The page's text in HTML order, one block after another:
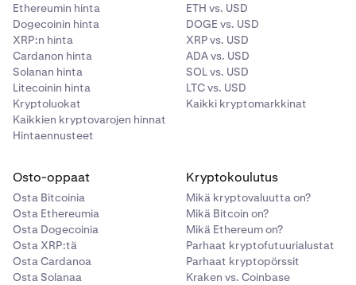
Ethereumin hinta
Dogecoinin hinta
XRP:n hinta
Cardanon hinta
Solanan hinta
Litecoinin hinta
Kryptoluokat
Kaikkien kryptovarojen hinnat
Hintaennusteet
ETH vs. USD
DOGE vs. USD
XRP vs. USD
ADA vs. USD
SOL vs. USD
LTC vs. USD
Kaikki kryptomarkkinat
Osto-oppaat
Osta Bitcoinia
Osta Ethereumia
Osta Dogecoinia
Osta XRP:tä
Osta Cardanoa
Osta Solanaa
Kryptokoulutus
Mikä kryptovaluutta on?
Mikä Bitcoin on?
Mikä Ethereum on?
Parhaat kryptofutuurialustat
Parhaat kryptopörssit
Kraken vs. Coinbase